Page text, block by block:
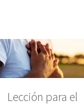
Lección para el